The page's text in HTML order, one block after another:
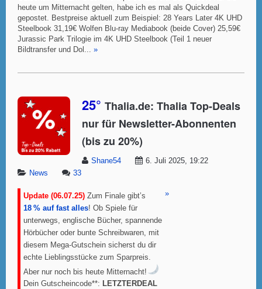
heute um Mitternacht gelten, habe ich es mal als Quickdeal
gepostet. Bestpreise aktuell zum Beispiel: 28 Years Later 4K UHD
Steelbook 31,19€ Wolfen Blu-ray Mediabook (beide Cover) 25,59€
Jurassic Park Trilogie im 4K UHD Steelbook (Teil 1 neuer
Bildtransfer und Dol... »
25° Thalia.de: Thalia Top-Deals
nur für Newsletter-Abonnenten
(bis zu 20%)
Shane54
6. Juli 2025, 19:22
News
33
Update (06.07.25) Zum Finale gibt’s
18 % auf fast alles! Ob Spiele für
unterwegs, englische Bücher, spannende
Hörbücher oder bunte Schreibwaren, mit
diesem Mega-Gutschein sicherst du dir
echte Lieblingsstücke zum Sparpreis.
Aber nur noch bis heute Mitternacht!
Dein Gutscheincode**: LETZTERDEAL
»